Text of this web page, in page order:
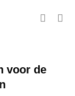
voor de